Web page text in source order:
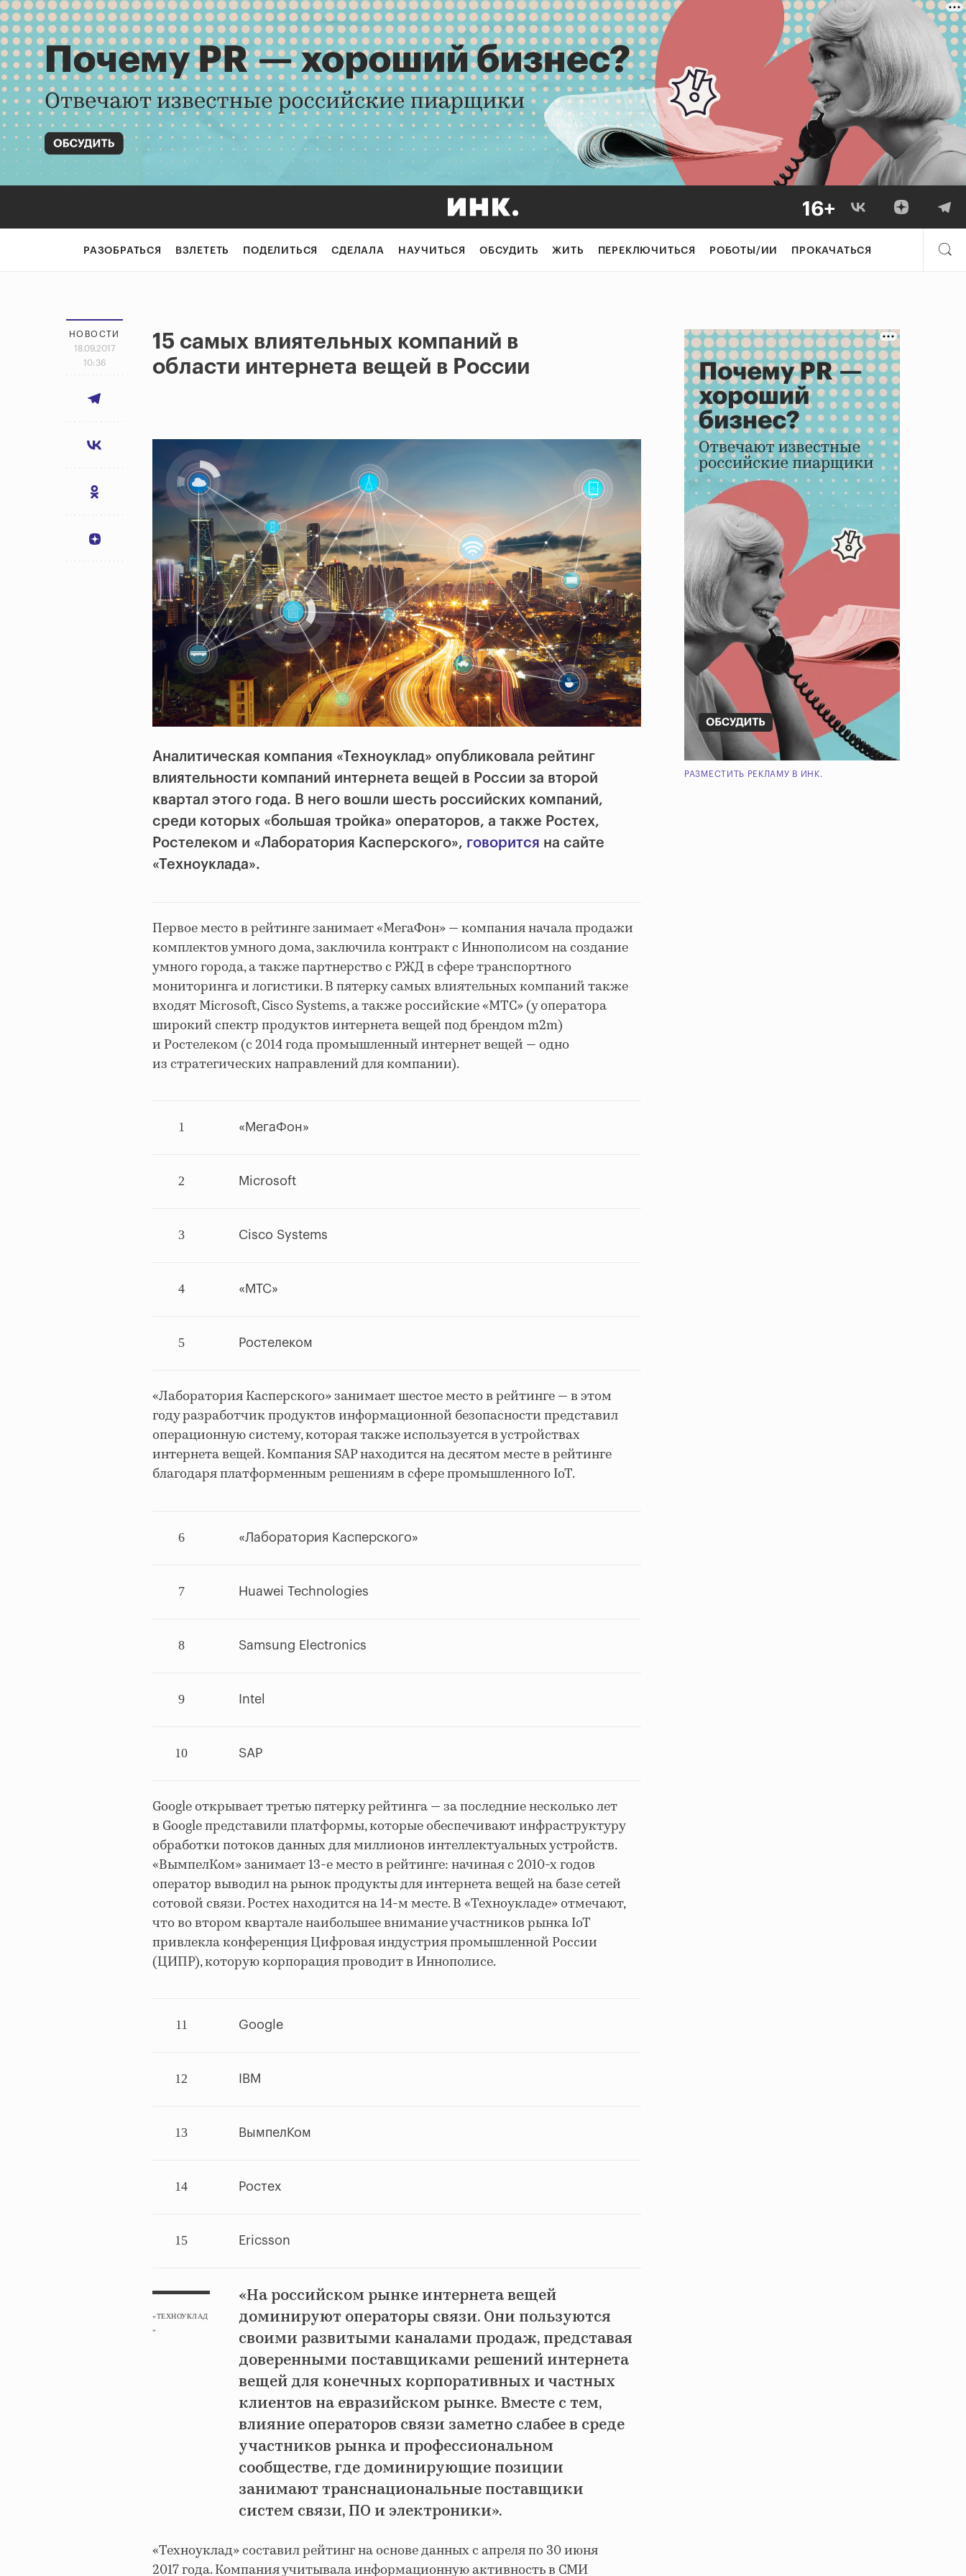
РАЗОБРАТЬСЯ ВЗЛЕТЕТЬ ПОДЕЛИТЬСЯ СДЕЛАЛА НАУЧИТЬСЯ ОБСУДИТЬ ЖИТЬ ПЕРЕКЛЮЧИТЬСЯ РОБОТЫ/ИИ ПРОКАЧАТЬСЯ
НОВОСТИ
18.09.2017
10:36
15 самых влиятельных компаний в
области интернета вещей в России
Аналитическая компания «Техноуклад» опубликовала рейтинг
влиятельности компаний интернета вещей в России за второй
квартал этого года. В него вошли шесть российских компаний,
среди которых «большая тройка» операторов, а также Ростех,
Ростелеком и «Лаборатория Касперского», говорится на сайте
«Техноуклада».
Первое место в рейтинге занимает «МегаФон» — компания начала продажи
комплектов умного дома, заключила контракт с Иннополисом на создание
умного города, а также партнерство с РЖД в сфере транспортного
мониторинга и логистики. В пятерку самых влиятельных компаний также
входят Microsoft, Cisco Systems, а также российские «МТС» (у оператора
широкий спектр продуктов интернета вещей под брендом m2m)
и Ростелеком (c 2014 года промышленный интернет вещей — одно
из стратегических направлений для компании).
1 «МегаФон»
2 Microsoft
3 Cisco Systems
4 «МТС»
5 Ростелеком
«Лаборатория Касперского» занимает шестое место в рейтинге — в этом
году разработчик продуктов информационной безопасности представил
операционную систему, которая также используется в устройствах
интернета вещей. Компания SAP находится на десятом месте в рейтинге
благодаря платформенным решениям в сфере промышленного IoT.
6 «Лаборатория Касперского»
7 Huawei Technologies
8 Samsung Electronics
9 Intel
10 SAP
Google открывает третью пятерку рейтинга — за последние несколько лет
в Google представили платформы, которые обеспечивают инфраструктуру
обработки потоков данных для миллионов интеллектуальных устройств.
«ВымпелКом» занимает 13-е место в рейтинге: начиная с 2010-х годов
оператор выводил на рынок продукты для интернета вещей на базе сетей
сотовой связи. Ростех находится на 14-м месте. В «Техноукладе» отмечают,
что во втором квартале наибольшее внимание участников рынка IoT
привлекла конференция Цифровая индустрия промышленной России
(ЦИПР), которую корпорация проводит в Иннополисе.
11 Google
12 IBM
13 ВымпелКом
14 Ростех
15 Ericsson
«ТЕХНОУКЛАД
»
«На российском рынке интернета вещей
доминируют операторы связи. Они пользуются
своими развитыми каналами продаж, представая
доверенными поставщиками решений интернета
вещей для конечных корпоративных и частных
клиентов на евразийском рынке. Вместе с тем,
влияние операторов связи заметно слабее в среде
участников рынка и профессиональном
сообществе, где доминирующие позиции
занимают транснациональные поставщики
систем связи, ПО и электроники».
«Техноуклад» составил рейтинг на основе данных с апреля по 30 июня
2017 года. Компания учитывала информационную активность в СМИ
РАЗМЕСТИТЬ РЕКЛАМУ В ИНК.